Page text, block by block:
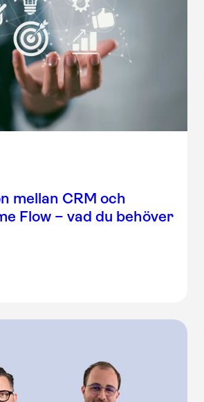
mellan CRM och
Flow – vad du behöver